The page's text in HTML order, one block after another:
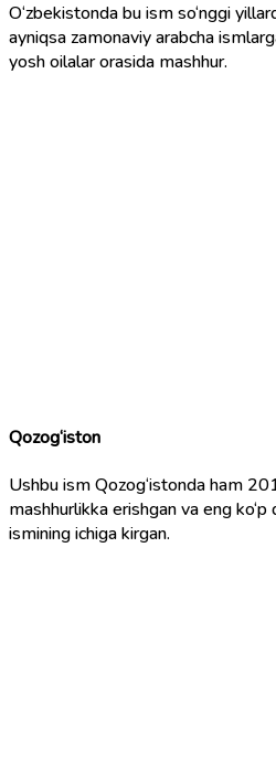
O‘zbekistonda bu ism so‘nggi
ayniqsa zamonaviy arabcha
yosh oilalar orasida mashhur.
Qozog‘iston
Ushbu ism Qozog‘istonda ham
mashhurlikka erishgan va eng
ismining ichiga kirgan.